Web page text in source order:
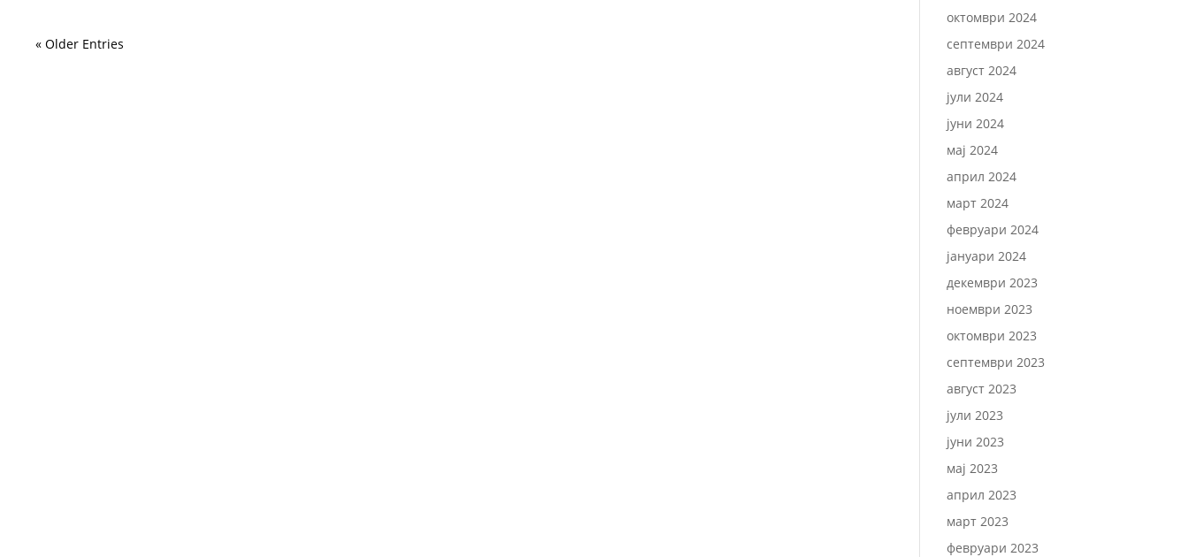
« Older Entries
октомври 2024
септември 2024
август 2024
јули 2024
јуни 2024
мај 2024
април 2024
март 2024
февруари 2024
јануари 2024
декември 2023
ноември 2023
октомври 2023
септември 2023
август 2023
јули 2023
јуни 2023
мај 2023
април 2023
март 2023
февруари 2023